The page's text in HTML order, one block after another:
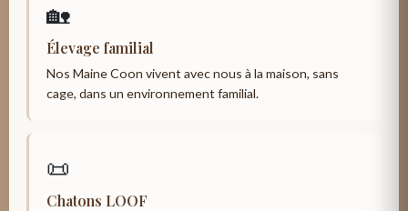
🏡
Élevage familial
Nos Maine Coon vivent avec nous à la maison, sans
cage, dans un environnement familial.
📜
Chatons LOOF